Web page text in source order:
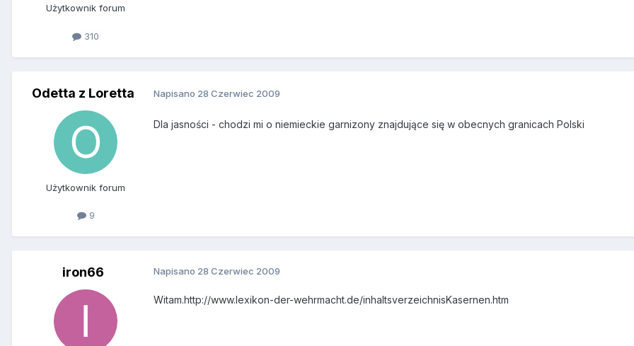
Użytkownik forum
310
Odetta z Loretta
Użytkownik forum
9
Napisano 28 Czerwiec 2009
Dla jasności - chodzi mi o niemieckie garnizony znajdujące się w obecnych granicach Polski
iron66 Napisano 28 Czerwiec 2009
Witam.http://www.lexikon-der-wehrmacht.de/inhaltsverzeichnisKasernen.htm